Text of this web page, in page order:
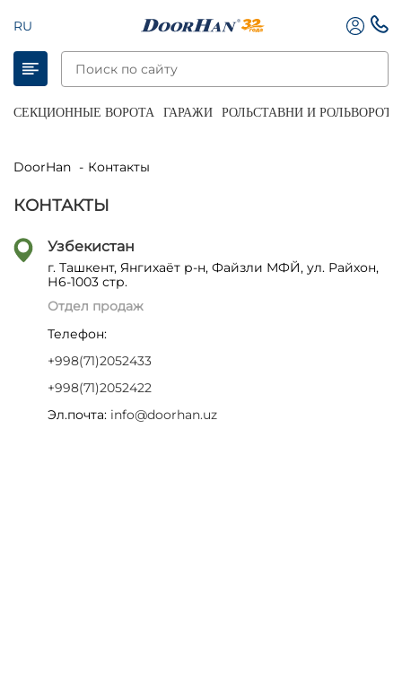
RU
СЕКЦИОННЫЕ ВОРОТА ГАРАЖИ РОЛЬСТАВНИ И РОЛЬВОРОТА
DoorHan Контакты
КОНТАКТЫ
Узбекистан
г. Ташкент, Янгихаёт р-н, Файзли МФЙ, ул. Райхон,
Н6-1003 стр.
Отдел продаж
Телефон:
+998(71)2052433
+998(71)2052422
Эл.почта: info@doorhan.uz